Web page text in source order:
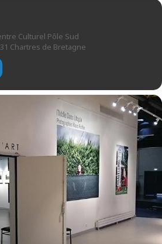
Culturel Pôle Sud
Chartres de Bretagne